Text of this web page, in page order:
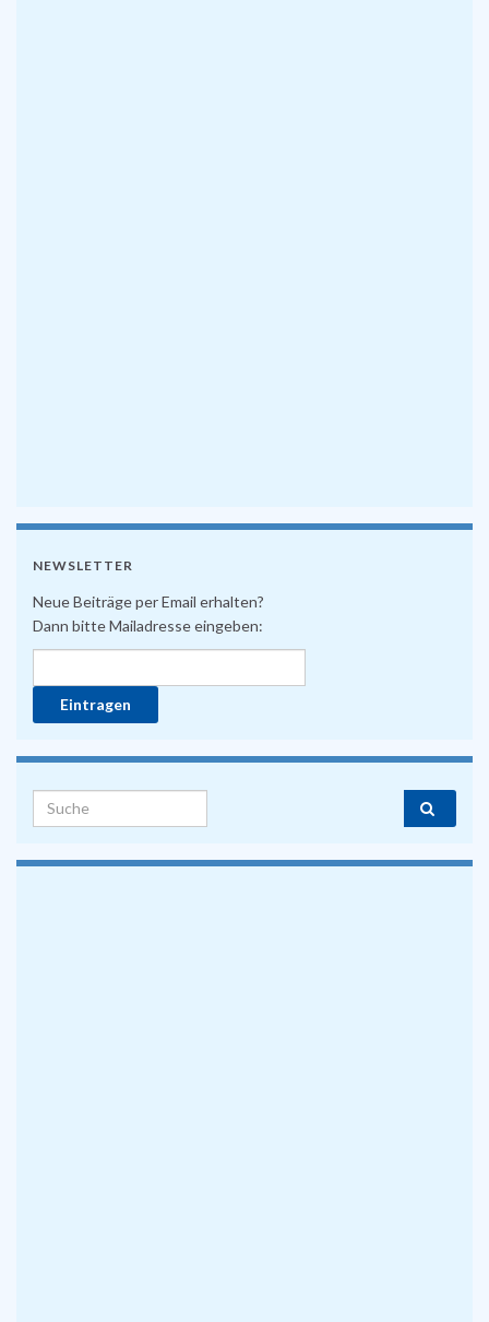
NEWSLETTER
Neue Beiträge per Email erhalten?
Dann bitte Mailadresse eingeben:
Search for: